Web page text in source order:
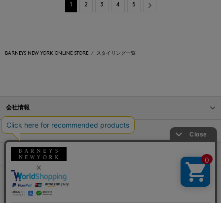
1 2 3 4 5 Next
BARNEYS NEW YORK ONLINE STORE スタイリング一覧
会社情報
オンラインストアショッピングガイド
店舗情報
サービス